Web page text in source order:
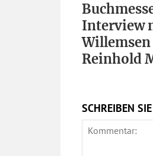
Interview
Willemsen
Reinhold
SCHREIBEN